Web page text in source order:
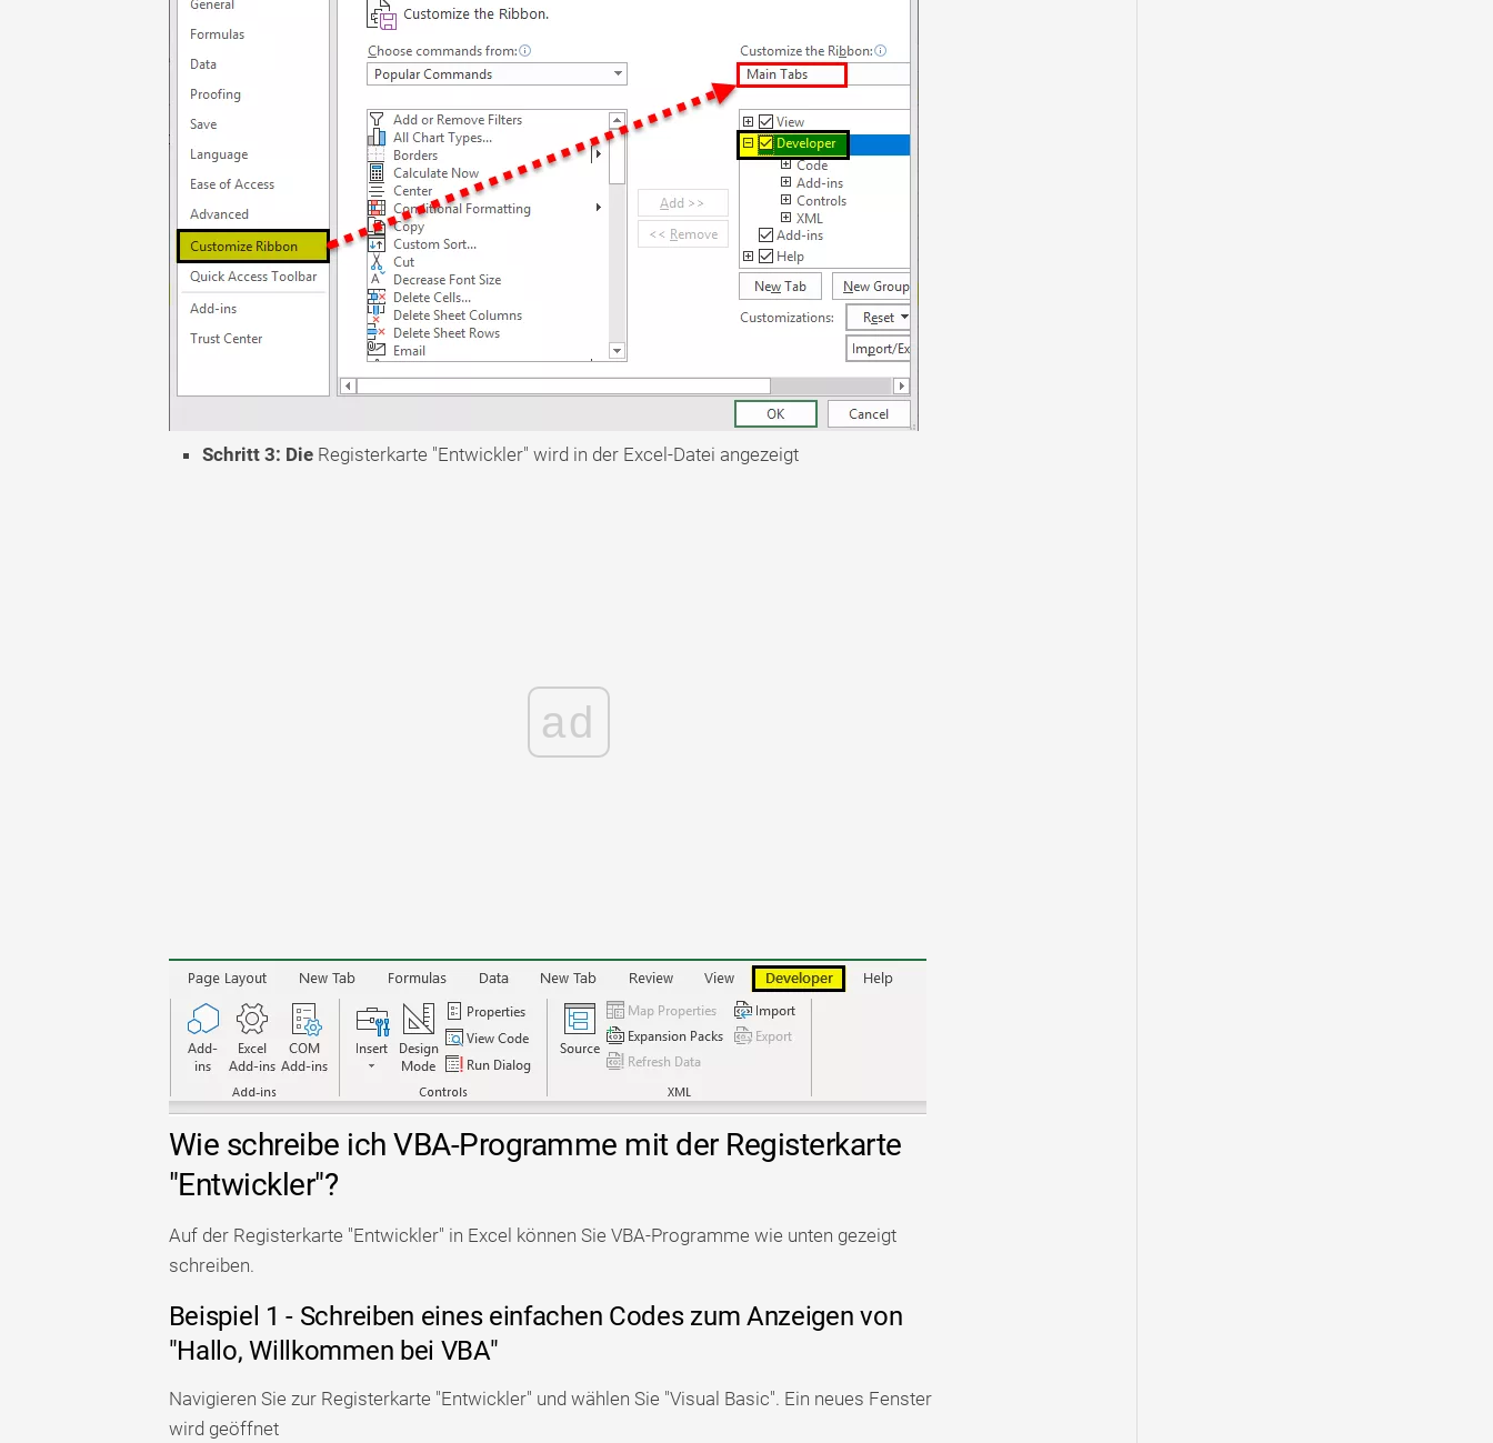
Schritt 3: DieRegisterkarte "Entwickler" wird in der Excel-Datei angezeigt
ad
Wie schreibe ich VBA-Programme mit der Registerkarte
"Entwickler"?
Auf der Registerkarte "Entwickler" in Excel können Sie VBA-Programme wie unten gezeigt
schreiben.
Beispiel 1 - Schreiben eines einfachen Codes zum Anzeigen von
"Hallo, Willkommen bei VBA"
Navigieren Sie zur Registerkarte "Entwickler" und wählen Sie "Visual Basic". Ein neues Fenster
wird geöffnet